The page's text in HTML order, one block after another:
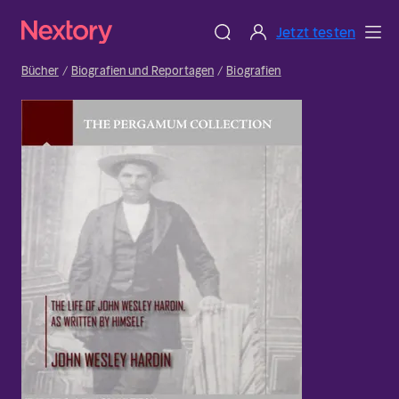
Jetzt testen
Bücher Biografien und Reportagen Biografien